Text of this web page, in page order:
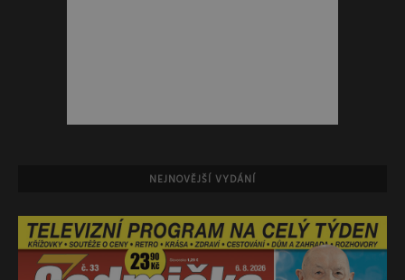
NEJNOVĚJŠÍ VYDÁNÍ